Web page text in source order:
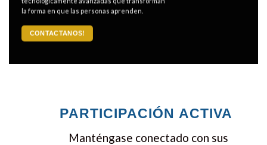
la forma en que las personas aprenden.
CONTACTANOS!
PARTICIPACIÓN ACTIVA
Manténgase conectado con sus